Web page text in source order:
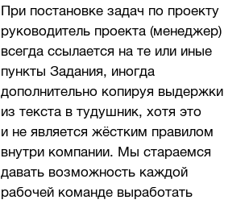
При постановке задач по проекту
руководитель проекта (менеджер)
всегда ссылается на те или иные
пункты Задания, иногда
дополнительно копируя выдержки
из текста в тудушник, хотя это
и не является жёстким правилом
внутри компании. Мы стараемся
давать возможность каждой
рабочей команде выработать